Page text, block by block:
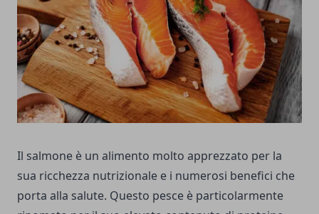
Il salmone è un alimento molto apprezzato per la
sua ricchezza nutrizionale e i numerosi benefici che
porta alla salute. Questo pesce è particolarmente